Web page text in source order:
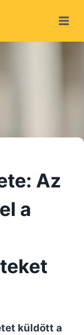
Az
a
küldött a